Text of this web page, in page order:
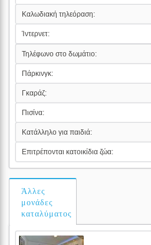
Καλωδιακή τηλεόραση:
Ίντερνετ:
Τηλέφωνο στο δωμάτιο:
Πάρκινγκ:
Γκαράζ:
Πισίνα:
Κατάλληλο για παιδιά:
Επιτρέπονται κατοικίδια ζώα:
Άλλες
μονάδες
καταλύματος